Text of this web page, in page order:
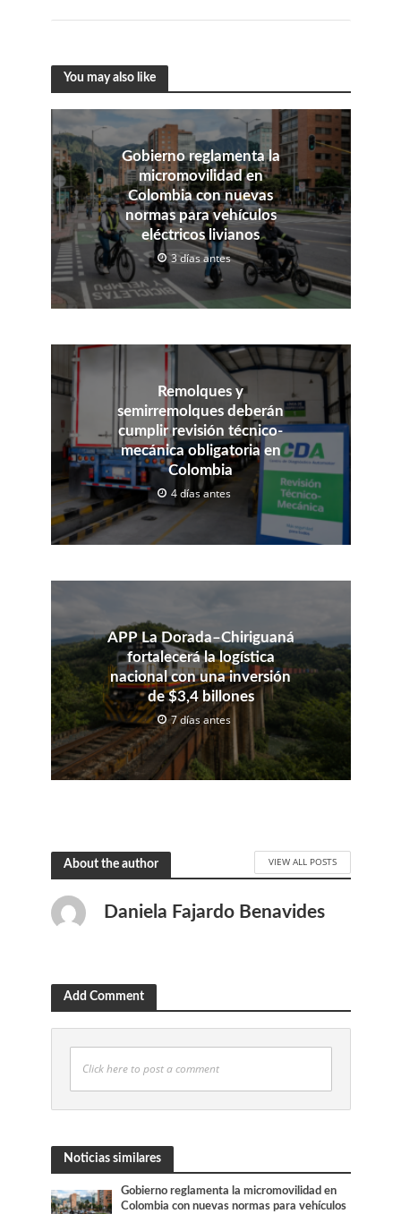
You may also like
Gobierno reglamenta la
micromovilidad en
Colombia con nuevas
normas para vehículos
eléctricos livianos
3 días antes
Remolques y
semirremolques deberán
cumplir revisión técnico-
mecánica obligatoria en
Colombia
4 días antes
APP La Dorada–Chiriguaná
fortalecerá la logística
nacional con una inversión
de $3,4 billones
7 días antes
About the author VIEW ALL POSTS
Daniela Fajardo Benavides
Add Comment
Click here to post a comment
Noticias similares
Gobierno reglamenta la micromovilidad en
Colombia con nuevas normas para vehículos